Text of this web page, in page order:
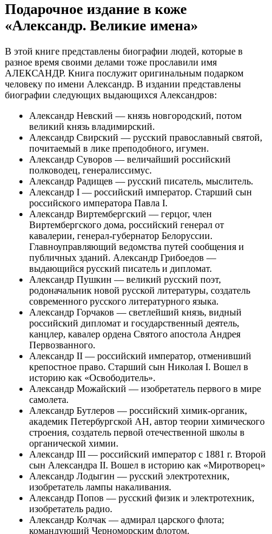
Подарочное издание в коже
«Александр. Великие имена»
В этой книге представлены биографии людей, которые в
разное время своими делами тоже прославили имя
АЛЕКСАНДР. Книга послужит оригинальным подарком
человеку по имени Александр. В издании представлены
биографии следующих выдающихся Александров:
Александр Невский — князь новгородский, потом
великий князь владимирский.
Александр Свирский — русский православный святой,
почитаемый в лике преподобного, игумен.
Александр Суворов — величайший российский
полководец, генералиссимус.
Александр Радищев — русский писатель, мыслитель.
Александр I — российский император. Старший сын
российского императора Павла I.
Александр Виртембергский — герцог, член
Виртембергского дома, российский генерал от
кавалерии, генерал-губернатор Белоруссии.
Главноуправляющий ведомства путей сообщения и
публичных зданий. Александр Грибоедов —
выдающийся русский писатель и дипломат.
Александр Пушкин — великий русский поэт,
родоначальник новой русской литературы, создатель
современного русского литературного языка.
Александр Горчаков — светлейший князь, видный
российский дипломат и государственный деятель,
канцлер, кавалер ордена Святого апостола Андрея
Первозванного.
Александр II — российский император, отменивший
крепостное право. Старший сын Николая I. Вошел в
историю как «Освободитель».
Александр Можайский — изобретатель первого в мире
самолета.
Александр Бутлеров — российский химик-органик,
академик Петербургской АН, автор теории химического
строения, создатель первой отечественной школы в
органической химии.
Александр III — российский император с 1881 г. Второй
сын Александра II. Вошел в историю как «Миротворец»
Александр Лодыгин — русский электротехник,
изобретатель лампы накаливания.
Александр Попов — русский физик и электротехник,
изобретатель радио.
Александр Колчак — адмирал царского флота;
командующий Черноморским флотом.